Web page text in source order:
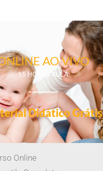
AO VIVO
15 HORAS AULA
Didático Grátis
Online